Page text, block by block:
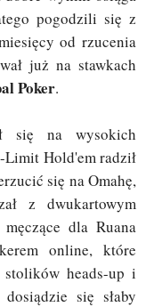
pogodzili się z
od rzucenia
już na stawkach
Poker.
się na wysokich
Limit Hold'em radził
się na Omahę,
z dwukartowym
dla Ruana
online, które
heads-up i
się słaby